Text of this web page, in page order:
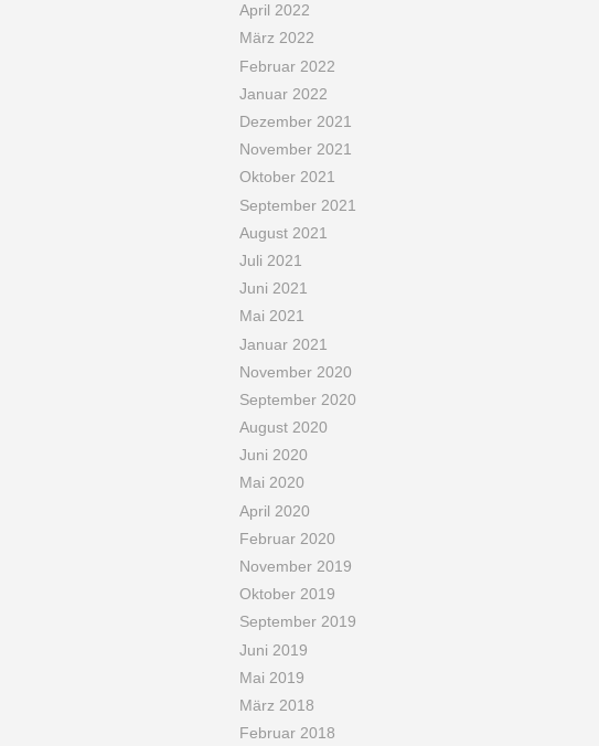
April 2022
März 2022
Februar 2022
Januar 2022
Dezember 2021
November 2021
Oktober 2021
September 2021
August 2021
Juli 2021
Juni 2021
Mai 2021
Januar 2021
November 2020
September 2020
August 2020
Juni 2020
Mai 2020
April 2020
Februar 2020
November 2019
Oktober 2019
September 2019
Juni 2019
Mai 2019
März 2018
Februar 2018